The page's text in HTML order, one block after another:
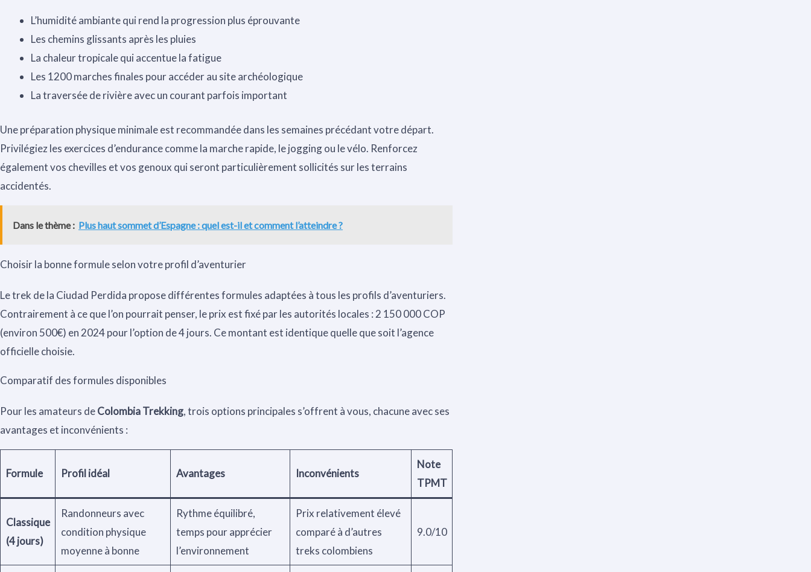
L’humidité ambiante qui rend la progression plus éprouvante
Les chemins glissants après les pluies
La chaleur tropicale qui accentue la fatigue
Les 1200 marches finales pour accéder au site archéologique
La traversée de rivière avec un courant parfois important
Une préparation physique minimale est recommandée dans les semaines précédant votre départ.
Privilégiez les exercices d’endurance comme la marche rapide, le jogging ou le vélo. Renforcez
également vos chevilles et vos genoux qui seront particulièrement sollicités sur les terrains
accidentés.
Dans le thème : Plus haut sommet d’Espagne : quel est-il et comment l’atteindre ?
Choisir la bonne formule selon votre profil d’aventurier
Le trek de la Ciudad Perdida propose différentes formules adaptées à tous les profils d’aventuriers.
Contrairement à ce que l’on pourrait penser, le prix est fixé par les autorités locales : 2 150 000 COP
(environ 500€) en 2024 pour l’option de 4 jours. Ce montant est identique quelle que soit l’agence
officielle choisie.
Comparatif des formules disponibles
Pour les amateurs deColombia Trekking, trois options principales s’offrent à vous, chacune avec ses
avantages et inconvénients :
Formule Profil idéal Avantages Inconvénients
Note
TPMT
Classique
(4 jours)
Randonneurs avec
condition physique
moyenne à bonne
Rythme équilibré,
temps pour apprécier
l’environnement
Prix relativement élevé
comparé à d’autres
treks colombiens
9.0/10